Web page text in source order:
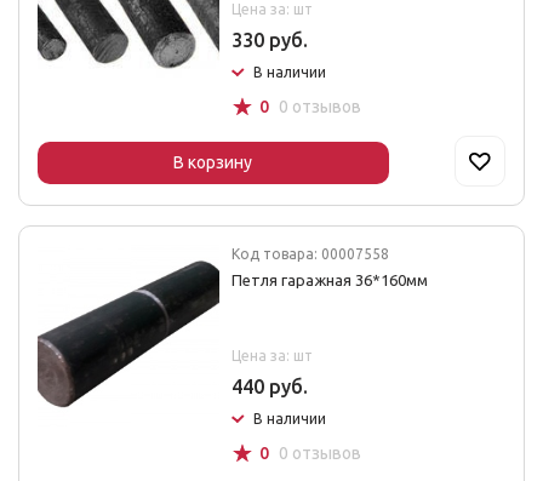
Цена за: шт
330 руб.
В наличии
☆ 0 0 отзывов
В корзину
Код товара: 00007558
Петля гаражная 36*160мм
Цена за: шт
440 руб.
В наличии
☆ 0 0 отзывов